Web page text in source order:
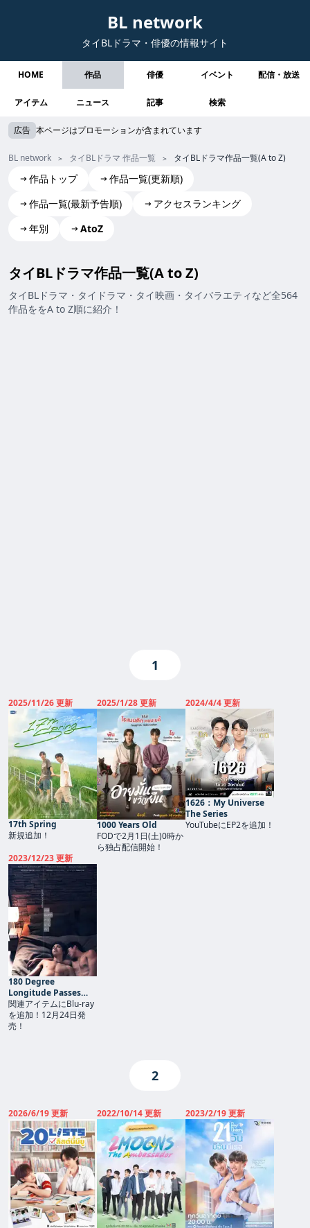
BL network
タイBLドラマ・俳優の情報サイト
HOME 作品 俳優 イベント 配信・放送
アイテム ニュース 記事 検索
広告 本ページはプロモーションが含まれています
BL network タイBLドラマ 作品一覧 タイBLドラマ作品一覧(A to Z)
作品トップ
作品一覧(更新順)
作品一覧(最新予告順)
アクセスランキング
年別
AtoZ
タイBLドラマ作品一覧(A to Z)
タイBLドラマ・タイドラマ・タイ映画・タイバラエティなど全564
作品ををA to Z順に紹介！
1
2025/11/26 更新
17th Spring
新規追加！
2025/1/28 更新
1000 Years Old
FODで2月1日(土)0時か
ら独占配信開始！
2024/4/4 更新
1626：My Universe
The Series
YouTubeにEP2を追加！
2023/12/23 更新
180 Degree
Longitude Passes
Through Us
関連アイテムにBlu-ray
を追加！12月24日発
売！
2
2026/6/19 更新 2022/10/14 更新 2023/2/19 更新